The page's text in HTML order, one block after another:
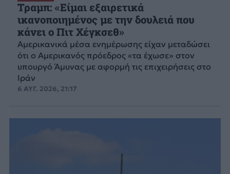
Τραμπ: «Είμαι εξαιρετικά
ικανοποιημένος με την δουλειά που
κάνει ο Πιτ Χέγκσεθ»
Αμερικανικά μέσα ενημέρωσης είχαν μεταδώσει
ότι ο Αμερικανός πρόεδρος «τα έχωσε» στον
υπουργό Άμυνας με αφορμή τις επιχειρήσεις στο
Ιράν
6 ΑΥΓ. 2026, 21:17